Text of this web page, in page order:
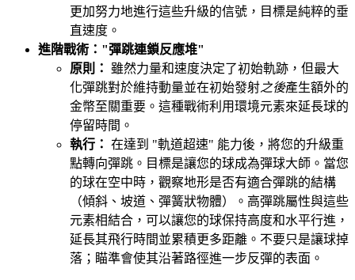
更加努力地進行這些升級的信號，目標是純粹的垂
直速度。
進階戰術："彈跳連鎖反應堆"
原則：
雖然力量和速度決定了初始軌跡，但最大
化彈跳對於維持動量並在初始發射之後產生額外的
金幣至關重要。這種戰術利用環境元素來延長球的
停留時間。
執行： 在達到 "軌道超速" 能力後，將您的升級重
點轉向彈跳。目標是讓您的球成為彈球大師。當您
的球在空中時，觀察地形是否有適合彈跳的結構
（傾斜、坡道、彈簧狀物體）。高彈跳屬性與這些
元素相結合，可以讓您的球保持高度和水平行進，
延長其飛行時間並累積更多距離。不要只是讓球掉
落；瞄準會使其沿著路徑進一步反彈的表面。